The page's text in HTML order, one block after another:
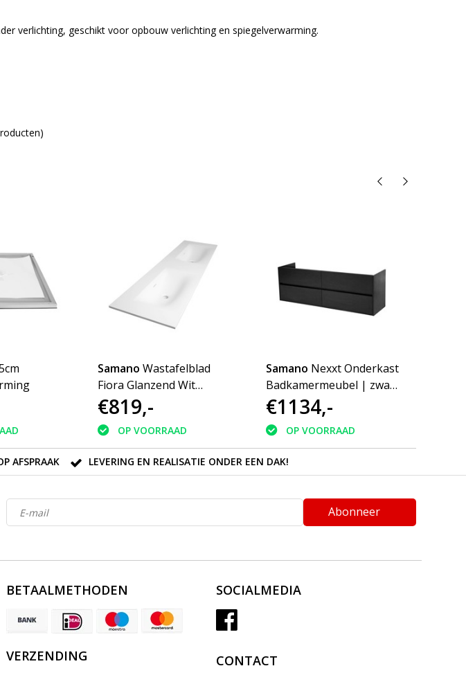
verlichting, geschikt voor opbouw verlichting en spiegelverwarming.
Samano Wastafelblad
Fiora Glanzend Wit
160cm | dubbele
spoelbak | 2 kraangaten
€819,-
OP VOORRAAD
Samano Nexxt Onderkast
Badkamermeubel | zwart
| 160 cm | greeploos | 4
lades | softclose | 2
sifon- uitsparingen
€1134,-
OP VOORRAAD
AFSPRAAK LEVERING EN REALISATIE ONDER EEN DAK!
Abonneer
BETAALMETHODEN
VERZENDING
SOCIALMEDIA
CONTACT